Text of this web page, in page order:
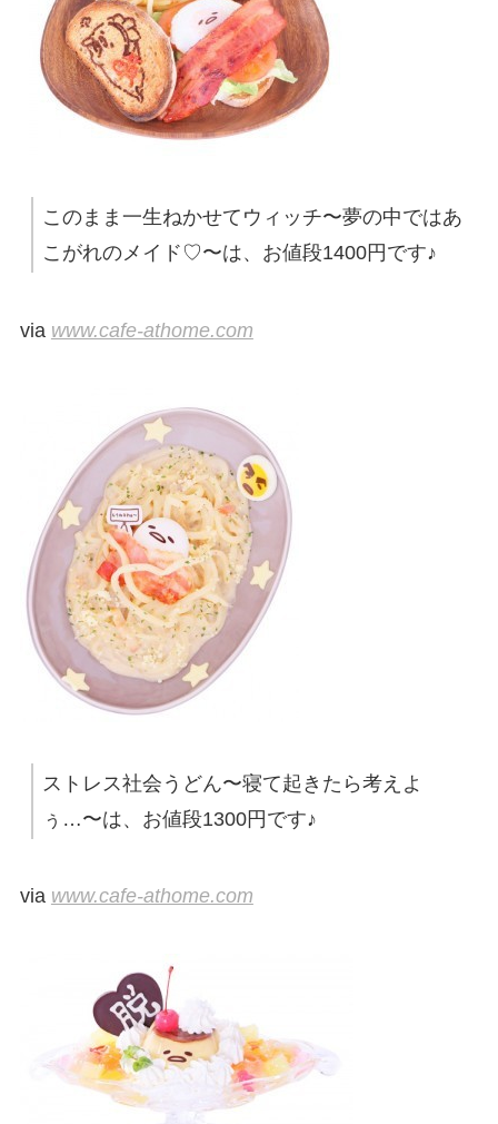
このまま一生ねかせてウィッチ〜夢の中ではあ
こがれのメイド♡〜は、お値段1400円です♪
via www.cafe-athome.com
ストレス社会うどん〜寝て起きたら考えよ
ぅ…〜は、お値段1300円です♪
via www.cafe-athome.com